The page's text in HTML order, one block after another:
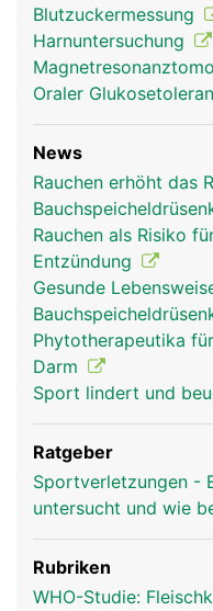
Blutzuckermessung
Harnuntersuchung
Oraler
News
Rauchen erhöht das
Rauchen als Risiko
Entzündung
Gesunde
Phytotherapeutika
Darm
Sport lindert und
Ratgeber
Sportverletzungen -
untersucht und wie
Rubriken
WHO-Studie: